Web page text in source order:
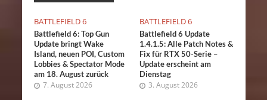
BATTLEFIELD 6
Battlefield 6: Top Gun
Update bringt Wake
Island, neuen POI, Custom
Lobbies & Spectator Mode
am 18. August zurück
7. August 2026
BATTLEFIELD 6
Battlefield 6 Update
1.4.1.5: Alle Patch Notes &
Fix für RTX 50-Serie –
Update erscheint am
Dienstag
3. August 2026